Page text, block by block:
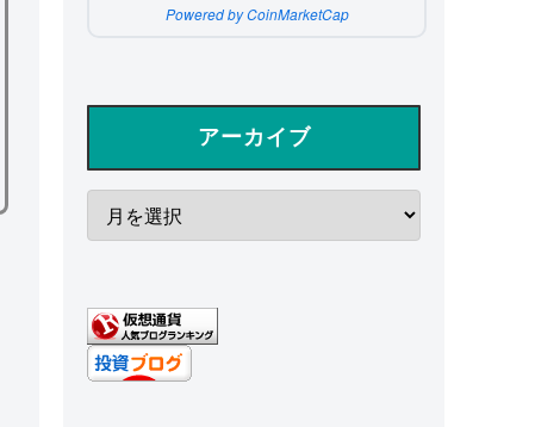
Powered by CoinMarketCap
アーカイブ